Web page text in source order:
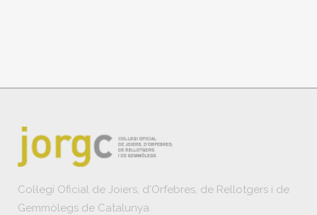
Col·legi Oficial de Joiers, d'Orfebres, de Rellotgers i de
Gemmòlegs de Catalunya